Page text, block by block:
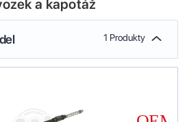
a kapotáž
1 Produkty